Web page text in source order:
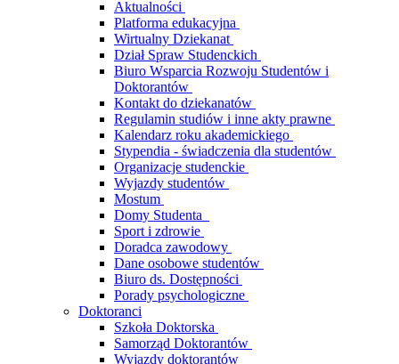
Aktualności
Platforma edukacyjna
Wirtualny Dziekanat
Dział Spraw Studenckich
Biuro Wsparcia Rozwoju Studentów i
Doktorantów
Kontakt do dziekanatów
Regulamin studiów i inne akty prawne
Kalendarz roku akademickiego
Stypendia - świadczenia dla studentów
Organizacje studenckie
Wyjazdy studentów
Mostum
Domy Studenta
Sport i zdrowie
Doradca zawodowy
Dane osobowe studentów
Biuro ds. Dostępności
Porady psychologiczne
Doktoranci
Szkoła Doktorska
Samorząd Doktorantów
Wyjazdy doktorantów